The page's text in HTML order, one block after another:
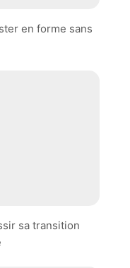
en forme sans
sa transition